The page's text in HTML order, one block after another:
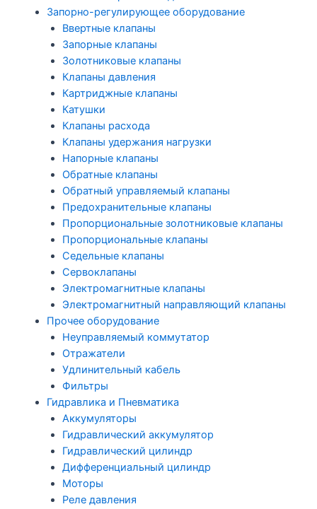
Запорно-регулирующее оборудование
Ввертные клапаны
Запорные клапаны
Золотниковые клапаны
Клапаны давления
Картриджные клапаны
Катушки
Клапаны расхода
Клапаны удержания нагрузки
Напорные клапаны
Обратные клапаны
Обратный управляемый клапаны
Предохранительные клапаны
Пропорциональные золотниковые клапаны
Пропорциональные клапаны
Седельные клапаны
Сервоклапаны
Электромагнитные клапаны
Электромагнитный направляющий клапаны
Прочее оборудование
Неуправляемый коммутатор
Отражатели
Удлинительный кабель
Фильтры
Гидравлика и Пневматика
Аккумуляторы
Гидравлический аккумулятор
Гидравлический цилиндр
Дифференциальный цилиндр
Моторы
Реле давления